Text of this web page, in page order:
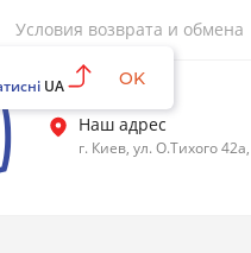
Условия возврата и обмена
Наш адрес
г. Киев, ул. О.Тихого
UA OK